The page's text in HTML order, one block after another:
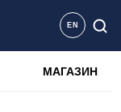
EN
МАГАЗИН